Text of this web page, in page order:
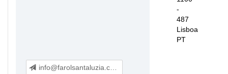
-
487
Lisboa
PT
info@farolsantaluzia.com